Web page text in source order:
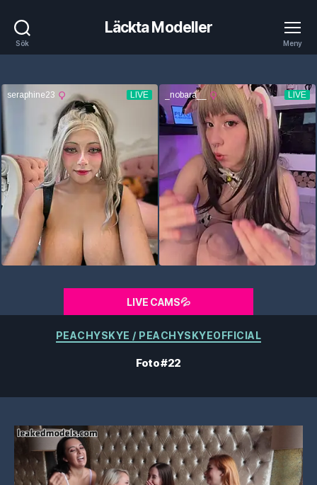
Sök
Läckta Modeller
Meny
LIVE CAMS💦
Kategorier
PEACHYSKYE / PEACHYSKYEOFFICIAL
Foto #22